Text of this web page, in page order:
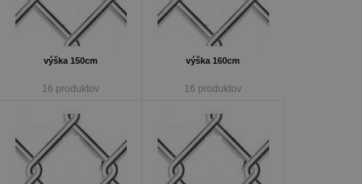
výška 150cm
16 produktov
výška 160cm
16 produktov